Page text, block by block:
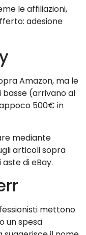
le affiliazioni,
adesione
Amazon, ma le
basse (arrivano al
500€ in
mediante
articoli sopra
di eBay.
mettono
un spesa